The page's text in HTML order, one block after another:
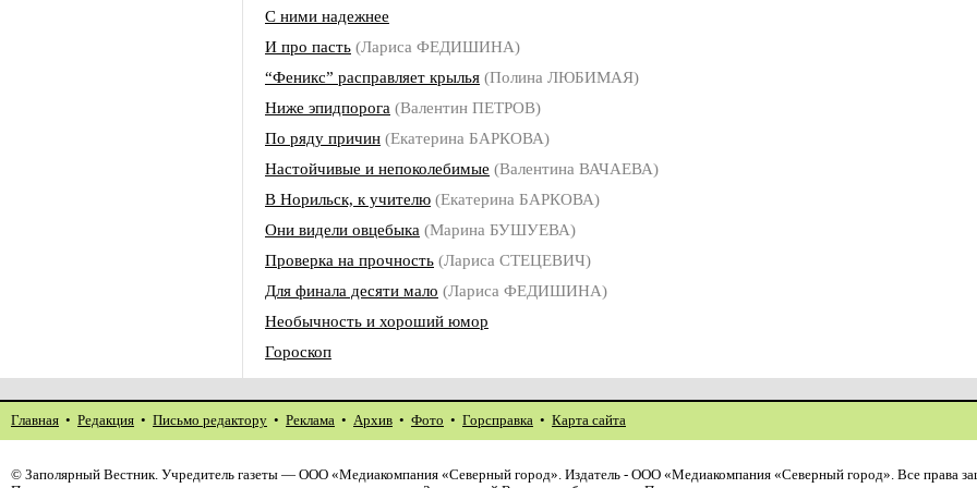
С ними надежнее
И про пасть (Лариса ФЕДИШИНА)
“Феникс” расправляет крылья (Полина ЛЮБИМАЯ)
Ниже эпидпорога (Валентин ПЕТРОВ)
По ряду причин (Екатерина БАРКОВА)
Настойчивые и непоколебимые (Валентина ВАЧАЕВА)
В Норильск, к учителю (Екатерина БАРКОВА)
Они видели овцебыка (Марина БУШУЕВА)
Проверка на прочность (Лариса СТЕЦЕВИЧ)
Для финала десяти мало (Лариса ФЕДИШИНА)
Необычность и хороший юмор
Гороскоп
Главная • Редакция • Письмо редактору • Реклама • Архив • Фото • Горсправка • Карта сайта
© Заполярный Вестник. Учредитель газеты — ООО «Медиакомпания «Северный город». Издатель - ООО «Медиакомпания «Северный город». Все права